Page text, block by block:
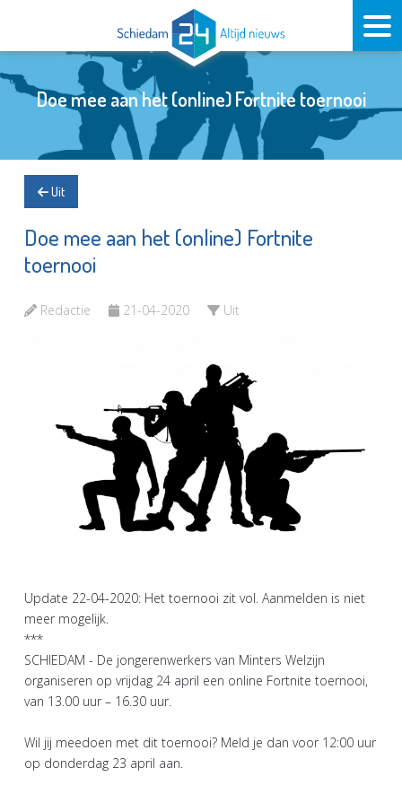
Doe mee aan het (online) Fortnite toernooi
Uit
Doe mee aan het (online) Fortnite
toernooi
Redactie 21-04-2020 Uit
Update 22-04-2020: Het toernooi zit vol. Aanmelden is niet
meer mogelijk.
***
SCHIEDAM - De jongerenwerkers van Minters Welzijn
organiseren op vrijdag 24 april een online Fortnite toernooi,
van 13.00 uur – 16.30 uur.
Wil jij meedoen met dit toernooi? Meld je dan voor 12:00 uur
op donderdag 23 april aan.